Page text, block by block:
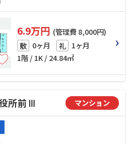
6.9万円 (管理費 8,000円)
敷 0ヶ月 礼 1ヶ月
1階 / 1K / 24.84㎡
所前Ⅲ マンション